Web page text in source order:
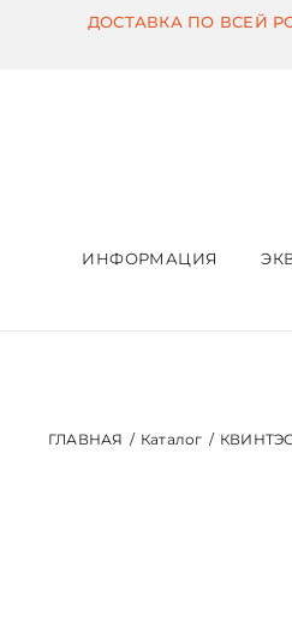
ДОСТАВКА ПО ВСЕЙ
ИНФОРМАЦИЯ
ГЛАВНАЯ / Каталог /